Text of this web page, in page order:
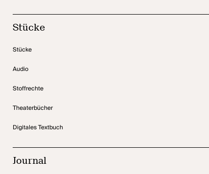
Stücke
Stücke
Audio
Stoffrechte
Theaterbücher
Digitales Textbuch
Journal